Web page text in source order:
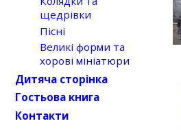
щедрівки
Пісні
Великі форми та
хорові мініатюри
Дитяча сторінка
Гостьова книга
Контакти